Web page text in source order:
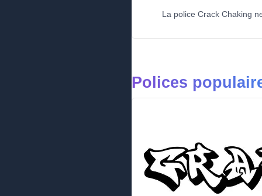
La police Crack Chaking
Polices